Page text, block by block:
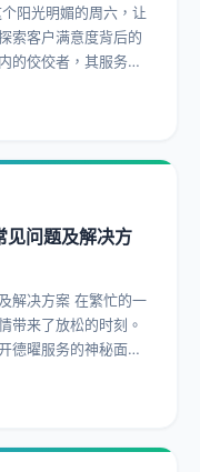
索客户满意度背后的
的佼佼者，其服务评
见问题及解决方
在繁忙的一
带来了放松的时刻。
德曜服务的神秘面